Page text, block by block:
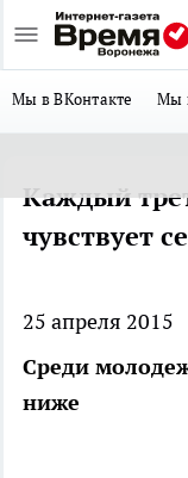
Мы в ВКонтакте Мы
Каждый
чувствует
25 апреля 2015
Среди
ниже